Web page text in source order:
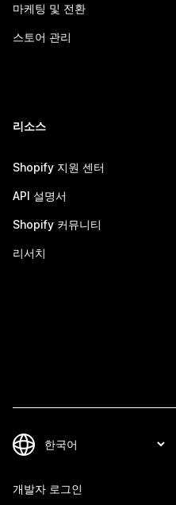
마케팅 및 전환
스토어 관리
리소스
Shopify 지원 센터
API 설명서
Shopify 커뮤니티
리서치
개발자 로그인